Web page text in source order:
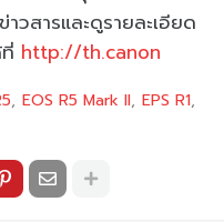
วสารและดูรายละเอียด
http://th.canon
EOS R5 Mark II EPS R1